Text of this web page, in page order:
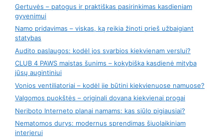
Gertuvės – patogus ir praktiškas pasirinkimas kasdieniam
gyvenimui
Namo pridavimas – viskas, ką reikia žinoti prieš užbaigiant
statybas
Audito paslaugos: kodėl jos svarbios kiekvienam verslui?
CLUB 4 PAWS maistas šunims – kokybiška kasdienė mityba
jūsų augintiniui
Vonios ventiliatoriai – kodėl jie būtini kiekvienuose namuose?
Valgomos puokštės – originali dovana kiekvienai progai
Neriboto Interneto planai namams: kas siūlo pigiausiai?
Nematomos durys: modernus sprendimas šiuolaikiniam
interjerui